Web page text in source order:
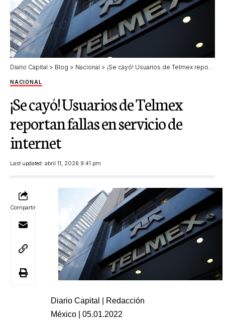
Diario Capital > Blog > Nacional > ¡Se cayó! Usuarios de Telmex reportan fallas en servicio de internet
NACIONAL
¡Se cayó! Usuarios de Telmex
reportan fallas en servicio de
internet
Last updated: abril 11, 2026 9:41 pm
Compartir
Diario Capital | Redacción
México | 05.01.2022